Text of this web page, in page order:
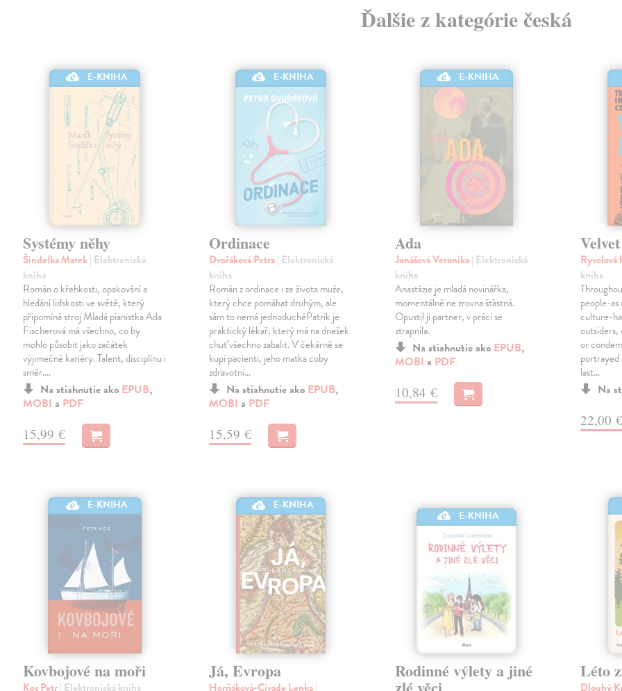
Ďalšie z kategórie česká
E-KNIHA
Systémy něhy
Šindelka Marek| Elektronická
kniha
Román o křehkosti, opakování a
hledání lidskosti ve světě, který
připomíná stroj Mladá pianistka Ada
Fischerová má všechno, co by
mohlo působit jako začátek
výjimečné kariéry. Talent, disciplínu i
směr.…
Na stiahnutie ako EPUB,
MOBI a PDF
15,99 €
E-KNIHA
Ordinace
Dvořáková Petra| Elektronická
kniha
Román z ordinace i ze života muže,
který chce pomáhat druhým, ale
sám to nemá jednoduchéPatrik je
praktický lékař, který má na dnešek
chuť všechno zabalit. V čekárně se
kupí pacienti, jeho matka coby
zdravotní…
Na stiahnutie ako EPUB,
MOBI a PDF
15,59 €
E-KNIHA
Ada
Jonášová Veronika| Elektronická
kniha
Anastázie je mladá novinářka,
momentálně ne zrovna šťastná.
Opustil ji partner, v práci se
ztrapnila.
Na stiahnutie ako EPUB,
MOBI a PDF
10,84 €
Ryvolová
kniha
people-
culture-
outsiders,
or
last…
Na
22,00 €
E-KNIHA
Kovbojové na moři
Kos Petr| Elektronická kniha
E-KNIHA
Já, Evropa
Horňáková-Civade Lenka|
E-KNIHA
Rodinné výlety a jiné Léto
Dlouhý